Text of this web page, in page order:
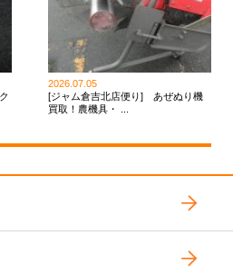
2026.07.05
[ジャム倉吉北店便り] あぜぬり機
買取！農機具・ ...